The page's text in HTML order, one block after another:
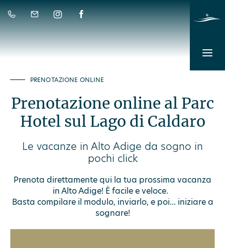
PRENOTAZIONE ONLINE
Prenotazione online al Parc
Hotel sul Lago di Caldaro
Le vacanze in Alto Adige da sogno in
pochi click
Prenota direttamente qui la tua prossima vacanza
in Alto Adige! È facile e veloce.
Basta compilare il modulo, inviarlo, e poi... iniziare a
sognare!